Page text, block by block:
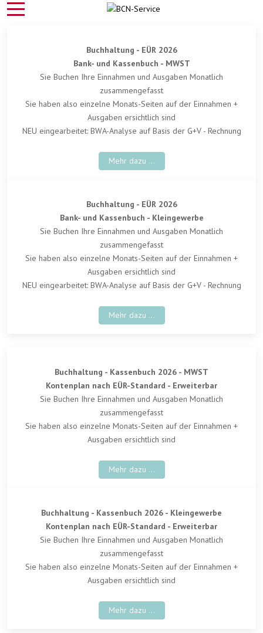
Buchhaltung - EÜR 2026
Bank- und Kassenbuch - MWST
Sie Buchen Ihre Einnahmen und Ausgaben Monatlich
zusammengefasst
Sie haben also einzelne Monats-Seiten auf der Einnahmen +
Ausgaben ersichtlich sind
NEU eingearbeitet: BWA-Analyse auf Basis der G+V - Rechnung
Mehr dazu ...
Buchhaltung - EÜR 2026
Bank- und Kassenbuch - Kleingewerbe
Sie Buchen Ihre Einnahmen und Ausgaben Monatlich
zusammengefasst
Sie haben also einzelne Monats-Seiten auf der Einnahmen +
Ausgaben ersichtlich sind
NEU eingearbeitet: BWA-Analyse auf Basis der G+V - Rechnung
Mehr dazu ...
Buchhaltung - Kassenbuch 2026 - MWST
Kontenplan nach EÜR-Standard - Erweiterbar
Sie Buchen Ihre Einnahmen und Ausgaben Monatlich
zusammengefasst
Sie haben also einzelne Monats-Seiten auf der Einnahmen +
Ausgaben ersichtlich sind
Mehr dazu ...
Buchhaltung - Kassenbuch 2026 - Kleingewerbe
Kontenplan nach EÜR-Standard - Erweiterbar
Sie Buchen Ihre Einnahmen und Ausgaben Monatlich
zusammengefasst
Sie haben also einzelne Monats-Seiten auf der Einnahmen +
Ausgaben ersichtlich sind
Mehr dazu ...